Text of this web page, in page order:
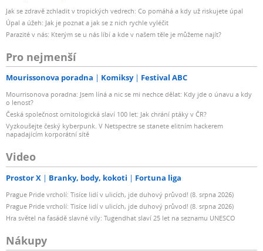
Jak se zdravě zchladit v tropických vedrech: Co pomáhá a kdy už riskujete úpal
Úpal a úžeh: Jak je poznat a jak se z nich rychle vyléčit
Parazité v nás: Kterým se u nás líbí a kde v našem těle je můžeme najít?
Pro nejmenší
Mourissonova poradna Komiksy Festival ABC
Mourrisonova poradna: Jsem líná a nic se mi nechce dělat: Kdy jde o únavu a kdy
o lenost?
Česká společnost ornitologická slaví 100 let: Jak chrání ptáky v ČR?
Vyzkoušejte český kyberpunk. V Netspectre se stanete elitním hackerem
napadajícím korporátní sítě
Video
Prostor X Branky, body, kokoti Fortuna liga
Prague Pride vrcholí: Tisíce lidí v ulicích, jde duhový průvod! (8. srpna 2026)
Prague Pride vrcholí: Tisíce lidí v ulicích, jde duhový průvod! (8. srpna 2026)
Hra světel na fasádě slavné vily: Tugendhat slaví 25 let na seznamu UNESCO
Nákupy